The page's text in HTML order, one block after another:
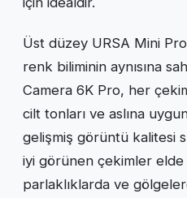
Üst düzey URSA Mini
renk biliminin aynısına
Camera 6K Pro, her
cilt tonları ve aslına
gelişmiş görüntü kalitesi
iyi görünen çekimler
parlaklıklarda ve